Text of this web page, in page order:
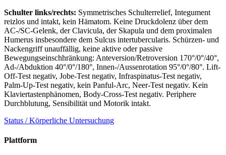
Schulter links/rechts: Symmetrisches Schulterrelief, Integument
reizlos und intakt, kein Hämatom. Keine Druckdolenz über dem
AC-/SC-Gelenk, der Clavicula, der Skapula und dem proximalen
Humerus insbesondere dem Sulcus intertubercularis. Schürzen- und
Nackengriff unauffällig, keine aktive oder passive
Bewegungseinschhränkung: Anteversion/Retroversion 170°/0°/40°,
Ad-/Abduktion 40°/0°/180°, Innen-/Aussenrotation 95°/0°/80°. Lift-
Off-Test negativ, Jobe-Test negativ, Infraspinatus-Test negativ,
Palm-Up-Test negativ, kein Panful-Arc, Neer-Test negativ. Kein
Klaviertastenphänomen, Body-Cross-Test negativ. Periphere
Durchblutung, Sensibilität und Motorik intakt.
Status / Körperliche Untersuchung
Plattform